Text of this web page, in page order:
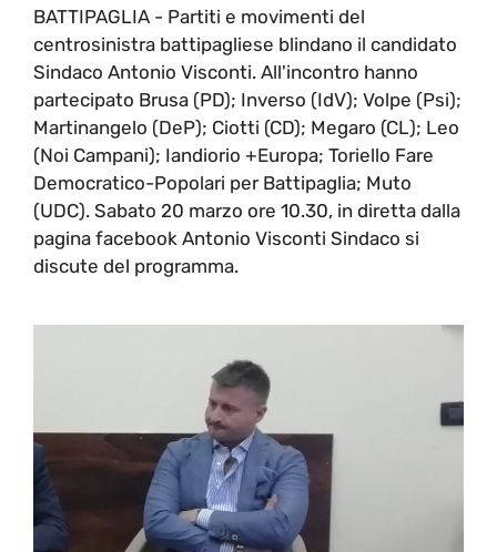
BATTIPAGLIA - Partiti e movimenti del
centrosinistra battipagliese blindano il candidato
Sindaco Antonio Visconti. All'incontro hanno
partecipato Brusa (PD); Inverso (IdV); Volpe (Psi);
Martinangelo (DeP); Ciotti (CD); Megaro (CL); Leo
(Noi Campani); Iandiorio +Europa; Toriello Fare
Democratico-Popolari per Battipaglia; Muto
(UDC). Sabato 20 marzo ore 10.30, in diretta dalla
pagina facebook Antonio Visconti Sindaco si
discute del programma.